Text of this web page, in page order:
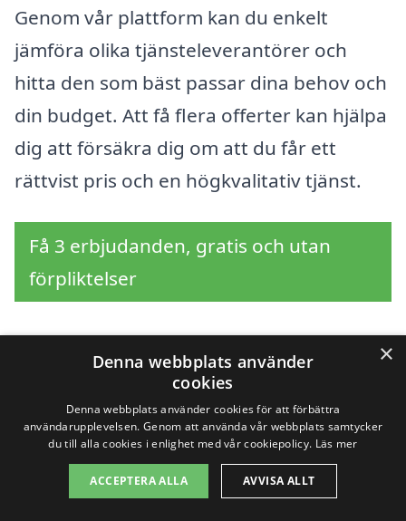
Genom vår plattform kan du enkelt
jämföra olika tjänsteleverantörer och
hitta den som bäst passar dina behov och
din budget. Att få flera offerter kan hjälpa
dig att försäkra dig om att du får ett
rättvist pris och en högkvalitativ tjänst.
Få 3 erbjudanden, gratis och utan
förpliktelser
Sök efter en
professionell för
överlåtelsebesiktning i
andra städer nära
×
Denna webbplats använder
cookies
Denna webbplats använder cookies för att förbättra
användarupplevelsen. Genom att använda vår webbplats samtycker
du till alla cookies i enlighet med vår cookiepolicy. Läs mer
ACCEPTERA ALLA AVVISA ALLT